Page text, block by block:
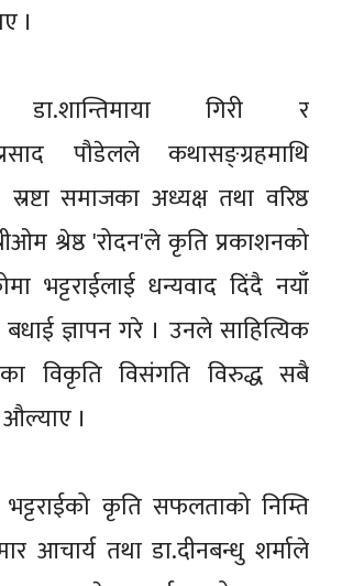
।
डा.शान्तिमाया गिरी र
पौडेलले कथासङ्ग्रहमाथि
समाजका अध्यक्ष तथा वरिष्ठ
श्रेष्ठ 'रोदन'ले कृति प्रकाशनको
भट्टराईलाई धन्यवाद दिंदै नयाँ
ज्ञापन गरे । उनले साहित्यिक
विकृति विसंगति विरुद्ध सबै
औल्याए ।
भट्टराईको कृति सफलताको निम्ति
आचार्य तथा डा.दीनबन्धु शर्माले